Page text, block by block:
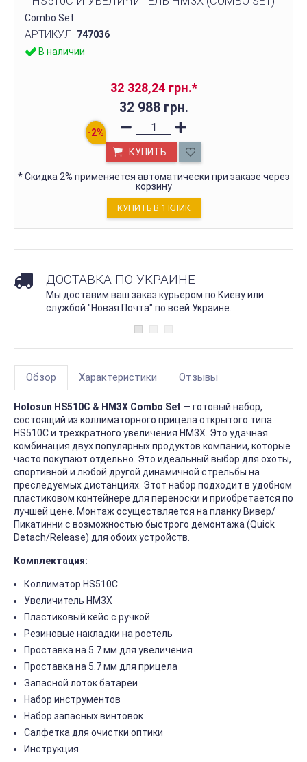
Combo Set
АРТИКУЛ: 747036
В наличии
32 328,24 грн.*
32 988 грн.
КУПИТЬ
*Скидка 2% применяется автоматически при заказе через
корзину
КУПИТЬ В 1 КЛИК
ДОСТАВКА ПО УКРАИНЕ
Мы доставим ваш заказ курьером по Киеву или
службой "Новая Почта" по всей Украине.
Обзор Характеристики Отзывы
Holosun HS510C & HM3X Combo Set — готовый набор,
состоящий из коллиматорного прицела открытого типа
HS510C и трехкратного увеличения HM3X. Это удачная
комбинация двух популярных продуктов компании, которые
часто покупают отдельно. Это идеальный выбор для охоты,
спортивной и любой другой динамичной стрельбы на
преследуемых дистанциях. Этот набор подходит в удобном
пластиковом контейнере для переноски и приобретается по
лучшей цене. Монтаж осуществляется на планку Вивер/
Пикатинни с возможностью быстрого демонтажа (Quick
Detach/Release) для обоих устройств.
Комплектация:
Коллиматор HS510C
Увеличитель HM3X
Пластиковый кейс с ручкой
Резиновые накладки на ростель
Проставка на 5.7 мм для увеличения
Проставка на 5.7 мм для прицела
Запасной лоток батареи
Набор инструментов
Набор запасных винтовок
Салфетка для очистки оптики
Инструкция